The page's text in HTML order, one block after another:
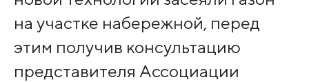
на участке набережной, перед
этим получив консультацию
представителя Ассоциации